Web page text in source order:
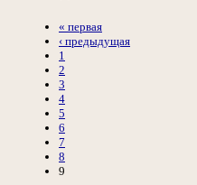
« первая
‹ предыдущая
1
2
3
4
5
6
7
8
9